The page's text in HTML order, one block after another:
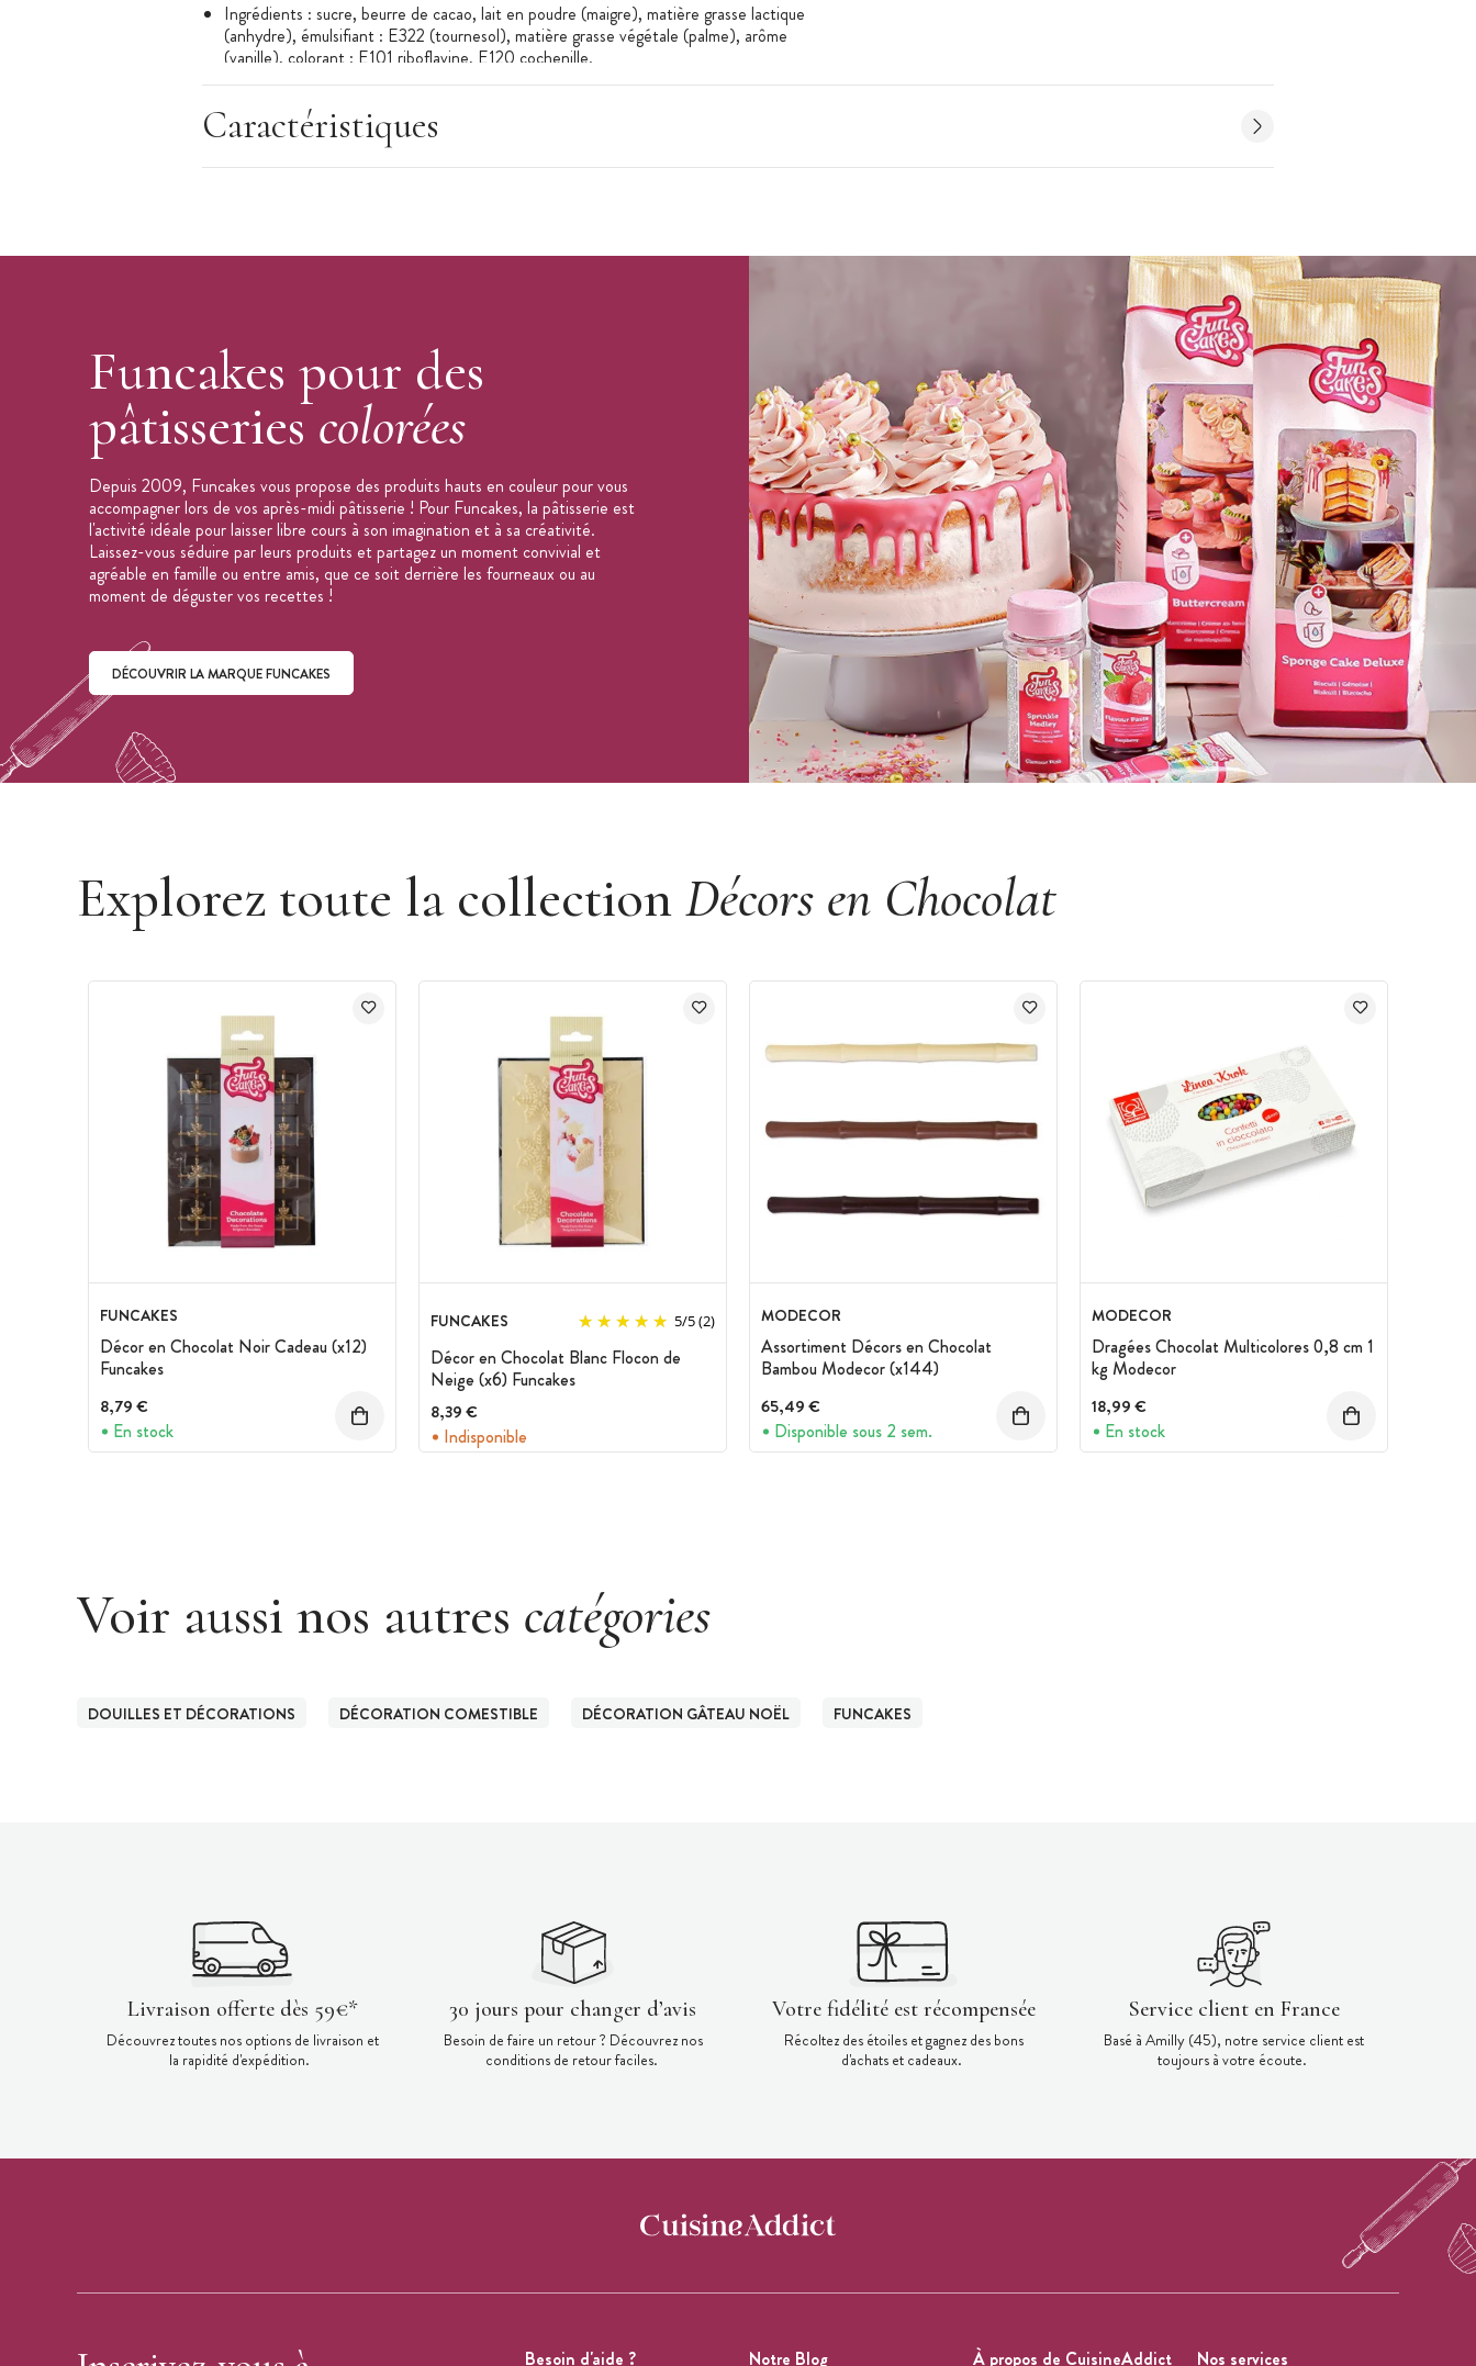
Ingrédients : sucre, beurre de cacao, lait en poudre (maigre), matière grasse lactique
(anhydre), émulsifiant : E322 (tournesol), matière grasse végétale (palme), arôme
(vanille), colorant : E101 riboflavine, E120 cochenille.
Traces éventuelles : soja.
Couleur : blanc et rouge
Caractéristiques
Funcakes pour des
pâtisseriescolorées
Depuis 2009, Funcakes vous propose des produits hauts en couleur pour vous
accompagner lors de vos après-midi pâtisserie ! Pour Funcakes, la pâtisserie est
l'activité idéale pour laisser libre cours à son imagination et à sa créativité.
Laissez-vous séduire par leurs produits et partagez un moment convivial et
agréable en famille ou entre amis, que ce soit derrière les fourneaux ou au
moment de déguster vos recettes !
DÉCOUVRIR LA MARQUE FUNCAKES
Explorez toute la collection Décors en Chocolat
FUNCAKES
Décor en Chocolat Noir Cadeau (x12)
Funcakes
8,79 €
En stock
FUNCAKES 5/5(2)
Décor en Chocolat Blanc Flocon de
Neige (x6) Funcakes
8,39 €
Indisponible
MODECOR
Assortiment Décors en Chocolat
Bambou Modecor (x144)
65,49 €
Disponible sous 2 sem.
MODECOR
Dragées Chocolat Multicolores 0,8 cm 1
kg Modecor
18,99 €
En stock
Voir aussi nos autres catégories
DOUILLES ET DÉCORATIONS DÉCORATION COMESTIBLE DÉCORATION GÂTEAU NOËL FUNCAKES
Livraison offerte dès 59€*
Découvrez toutes nos options de livraison et
la rapidité d'expédition.
30 jours pour changer d’avis
Besoin de faire un retour ? Découvrez nos
conditions de retour faciles.
Votre fidélité est récompensée
Récoltez des étoiles et gagnez des bons
d'achats et cadeaux.
Service client en France
Basé à Amilly (45), notre service client est
toujours à votre écoute.
Besoin d'aide ? Notre Blog À propos de CuisineAddict Nos services